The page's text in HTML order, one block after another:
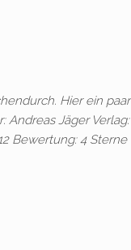
Hier ein paar
Andreas Jäger Verlag:
Bewertung: 4 Sterne